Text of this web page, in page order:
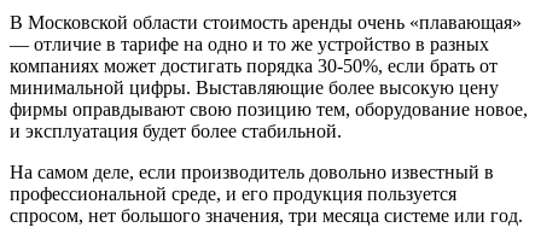
В Московской области стоимость аренды очень «плавающая»
— отличие в тарифе на одно и то же устройство в разных
компаниях может достигать порядка 30-50%, если брать от
минимальной цифры. Выставляющие более высокую цену
фирмы оправдывают свою позицию тем, оборудование новое,
и эксплуатация будет более стабильной.
На самом деле, если производитель довольно известный в
профессиональной среде, и его продукция пользуется
спросом, нет большого значения, три месяца системе или год.